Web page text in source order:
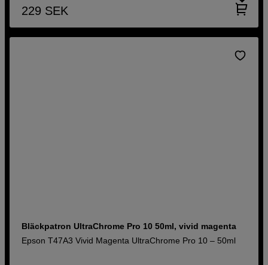
229 SEK
Bläckpatron UltraChrome Pro 10 50ml, vivid magenta
Epson T47A3 Vivid Magenta UltraChrome Pro 10 – 50ml